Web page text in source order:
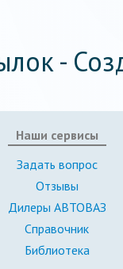
-
Наши сервисы
Задать вопрос
Отзывы
Дилеры АВТОВАЗ
Справочник
Библиотека